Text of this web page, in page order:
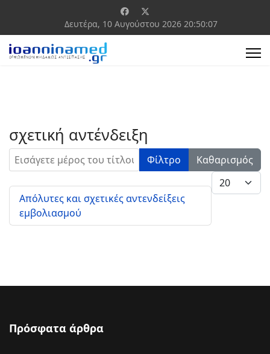
Δευτέρα, 10 Αυγούστου 2026 20:50:07
σχετική αντένδειξη
Εισάγετε μέρος του τίτλου. Φίλτρο
Καθαρισμός
Εμφάνιση #
Απόλυτες και σχετικές αντενδείξεις
εμβολιασμού
Πρόσφατα άρθρα